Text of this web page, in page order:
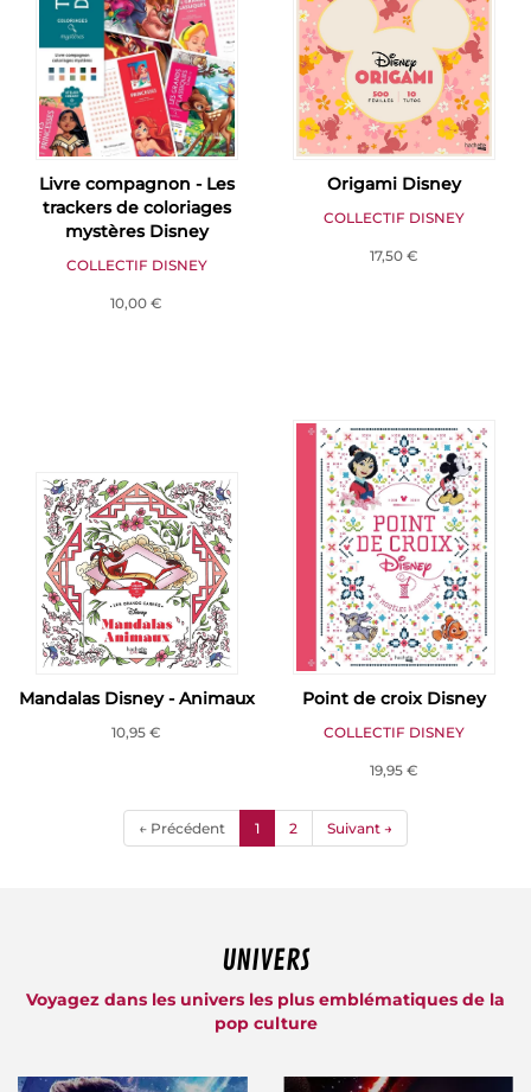
Livre compagnon - Les
trackers de coloriages
mystères Disney
COLLECTIF DISNEY
10,00 €
Origami Disney
COLLECTIF DISNEY
17,50 €
Mandalas Disney - Animaux
10,95 €
Point de croix Disney
COLLECTIF DISNEY
19,95 €
← Précédent 1(current)
2 Suivant →
UNIVERS
Voyagez dans les univers les plus emblématiques de la
pop culture